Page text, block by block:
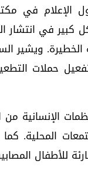
الإعلام في
كبير في انتشار
الخطيرة. ويشير
حملات
الإنسانية
المحلية.
للأطفال